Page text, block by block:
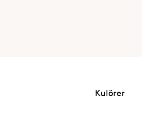
Kulörer